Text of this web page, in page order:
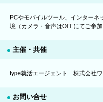
PCやモバイルツール、インター
境（カメラ・音声はOFFにてご参
主催・共催
type就活エージェント 株式会社
お問い合せ